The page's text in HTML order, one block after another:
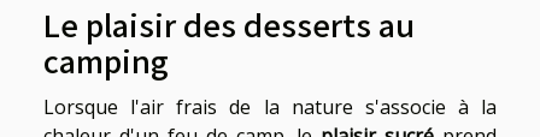
Le plaisir des desserts au
camping
Lorsque l'air frais de la nature s'associe à la